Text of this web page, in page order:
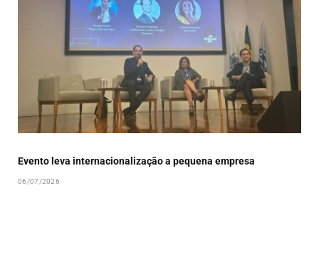
Evento leva internacionalização a pequena empresa
06/07/2026